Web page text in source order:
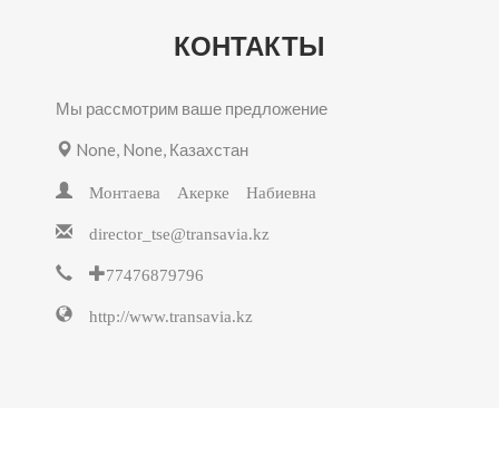
КОНТАКТЫ
Мы рассмотрим ваше предложение
None, None, Казахстан
Монтаева Акерке Набиевна
director_tse@transavia.kz
+77476879796
http://www.transavia.kz